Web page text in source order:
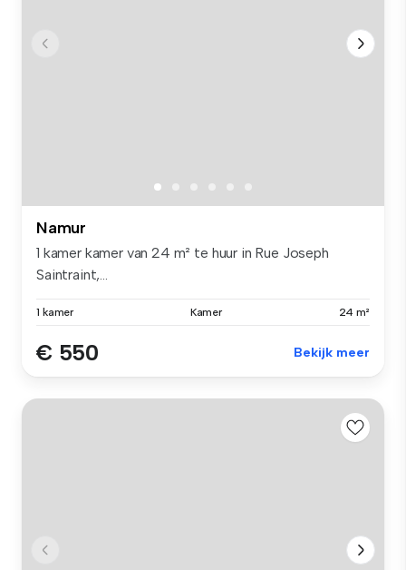
Namur
1 kamer kamer van 24 m² te huur in Rue Joseph
Saintraint,...
1 kamer Kamer 24 m²
€ 550 Bekijk meer